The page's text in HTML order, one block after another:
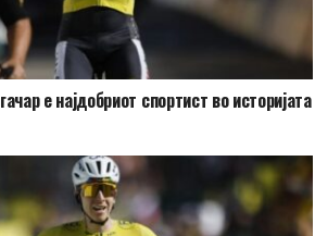
е најдобриот спортист во историјата